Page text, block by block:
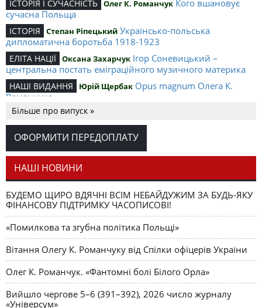
ІСТОРІЯ І СУЧАСНІСТЬ Олег К. Романчук Кого вшановує
сучасна Польща
ІСТОРІЯ Степан Ріпецький Українсько-польська
дипломатична боротьба 1918-1923
ЕЛІТА НАЦІЇ Оксана Захарчук Ігор Соневицький –
центральна постать еміграційного музичного материка
НАШІ ВИДАННЯ Юрій Щербак Opus magnum Олега К.
Романчука
РЕЦЕНЗІЇ Петро Іванишин
Романчука
СЛОВО РЕДАКЦІЙНЕ Олег К. Романчук
як уособлення української політстратегії й тактики
Більше про випуск »
ОФОРМИТИ ПЕРЕДОПЛАТУ
НАШІ НОВИНИ
БУДЕМО ЩИРО ВДЯЧНІ ВСІМ НЕБАЙДУЖИМ ЗА БУДЬ-ЯКУ
ФІНАНСОВУ ПІДТРИМКУ ЧАСОПИСОВІ!
«Помилкова та згубна політика Польщі»
Вітання Олегу К. Романчуку від Спілки офіцерів України
Олег К. Романчук. «Фантомні болі Білого Орла»
Вийшло чергове 5–6 (391–392), 2026 число журналу
«Універсум»